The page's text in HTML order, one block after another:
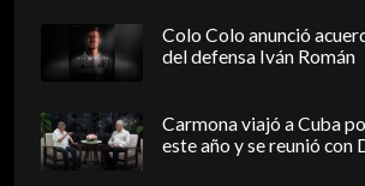
Colo Colo anunció
del defensa Iván Román
Carmona viajó a Cuba
este año y se reunió con